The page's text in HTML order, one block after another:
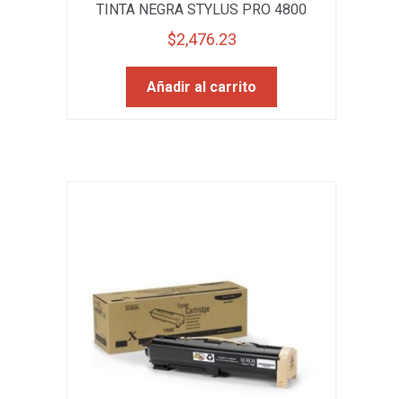
TINTA NEGRA STYLUS PRO 4800
$2,476.23
Añadir al carrito